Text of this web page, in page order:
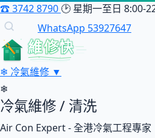
☎3742 8790 🕑 星期一至日 8:00-
WhatsApp 53927647
維修快
❄ 冷氣維修 ▼
❄
冷氣維修 / 清洗
Air Con Expert - 全港冷氣工程專家